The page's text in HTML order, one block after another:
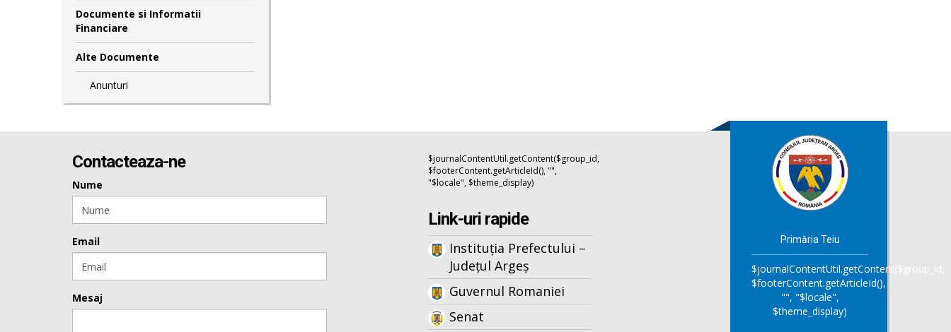
Documente si Informatii
Financiare
Alte Documente
Anunturi
Contacteaza-ne
Nume
Email
Mesaj
$journalContentUtil.getContent($group_id,
$footerContent.getArticleId(), "",
"$locale", $theme_display)
Link-uri rapide
Instituția Prefectului –
Județul Argeș
Guvernul Romaniei
Senat
Primăria Teiu
$journalContentUtil.getContent($group_id,
$footerContent.getArticleId(),
"", "$locale",
$theme_display)